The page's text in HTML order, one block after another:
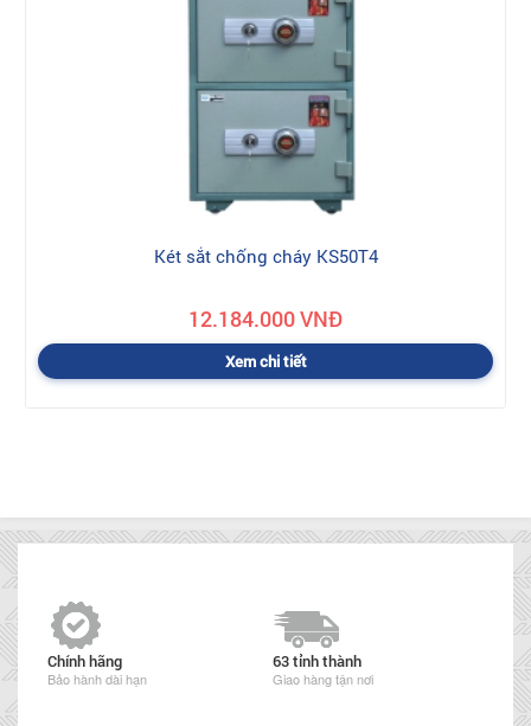
Két sắt chống cháy KS50T4
12.184.000 VNĐ
Xem chi tiết
Chính hãng
Bảo hành dài hạn
63 tỉnh thành
Giao hàng tận nơi